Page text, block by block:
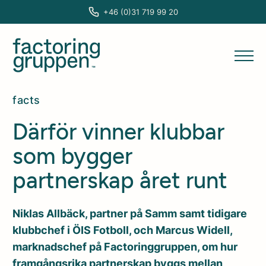
+46 (0)31 719 99 20
facts
Därför vinner klubbar
som bygger
partnerskap året runt
Niklas Allbäck, partner på Samm samt tidigare
klubbchef i ÖIS Fotboll, och Marcus Widell,
marknadschef på Factoringgruppen, om hur
framgångsrika partnerskap byggs mellan